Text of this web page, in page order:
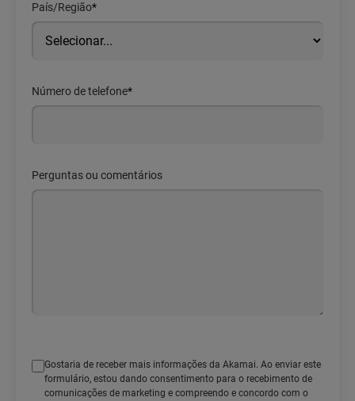
*
País/Região
*
Número de telefone
Perguntas ou comentários
Gostaria de receber mais informações da Akamai. Ao enviar este
formulário, estou dando consentimento para o recebimento de
comunicações de marketing e compreendo e concordo com o